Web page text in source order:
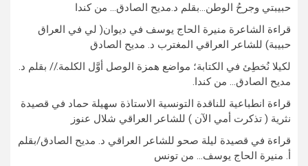
حبيبتي وجرحُ الوطن…بقلم د.مديح الصادق… من كندا
قراءة الشاعرة منيرة الحاج يوسف في ديوان( لي في العراق
حبيبة) للشاعر العراقي المغترب د. مديح الصادق
لكيلا نُخطِئ في الكتابة؛ مواضع همزة الوصل أوَّل الكلمة.// بقلم د.
مديح الصادق… من كندا.
قراءة انطباعية للناقدة التونسية الاستاذة سهيلة حماد في قصيدة
نثرية ( تذكرت أمي الآن ) للشاعر العراقي شلال عنوز
قراءة في قصيدة ليلة صحو للشاعر العراقي د. مديح الصادق/بقلم
أ. منيرة الحاج يوسف… من تونس